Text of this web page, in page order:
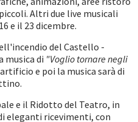
Altri due live musicali
e il 23 dicembre.
del Castello -
musica di "Voglio tornare negli
e poi la musica sarà di
e il Ridotto del Teatro, in
eleganti ricevimenti, con